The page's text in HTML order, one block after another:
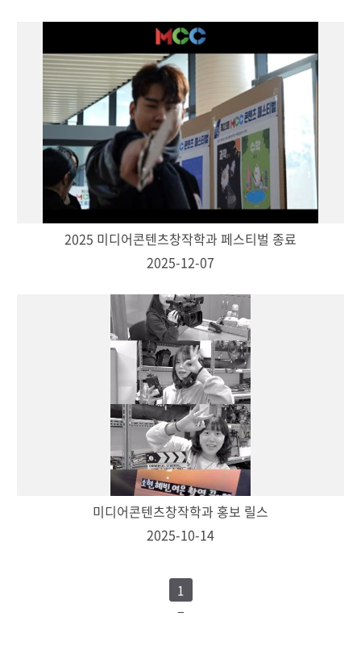
2025 미디어콘텐츠창작학과 페스티벌 종료
2025-12-07
미디어콘텐츠창작학과 홍보 릴스
2025-10-14
1